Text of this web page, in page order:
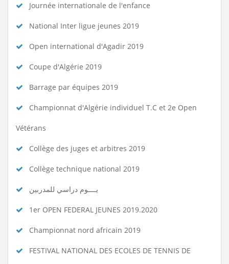
Journée internationale de l'enfance
National Inter ligue jeunes 2019
Open international d'Agadir 2019
Coupe d'Algérie 2019
Barrage par équipes 2019
Championnat d'Algérie individuel T.C et 2e Open
Vétérans
Collège des juges et arbitres 2019
Collège technique national 2019
يــــوم دراسي للمدربين
1er OPEN FEDERAL JEUNES 2019.2020
Championnat nord africain 2019
FESTIVAL NATIONAL DES ECOLES DE TENNIS DE